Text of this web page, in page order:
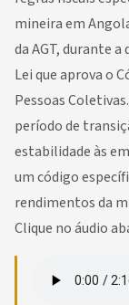
mineira em
da AGT, durante
Lei que aprova o
Pessoas
período de
estabilidade às
um código
rendimentos da
Clique no áudio